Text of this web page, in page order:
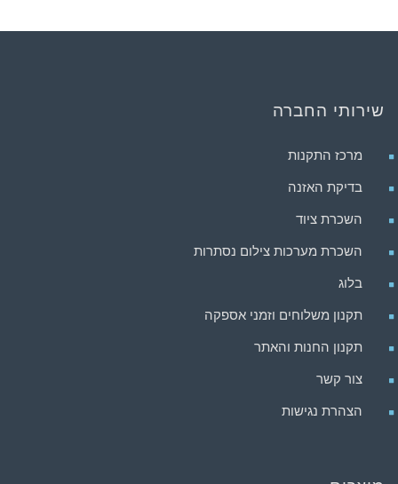
שירותי החברה
מרכז התקנות
בדיקת האזנה
השכרת ציוד
השכרת מערכות צילום נסתרות
בלוג
תקנון משלוחים וזמני אספקה
תקנון החנות והאתר
צור קשר
הצהרת נגישות